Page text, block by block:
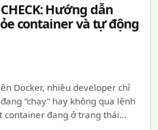
Hướng dẫn
container và tự động
Docker, nhiều developer chỉ
“chạy” hay không qua lệnh
container đang ở trạng thái…